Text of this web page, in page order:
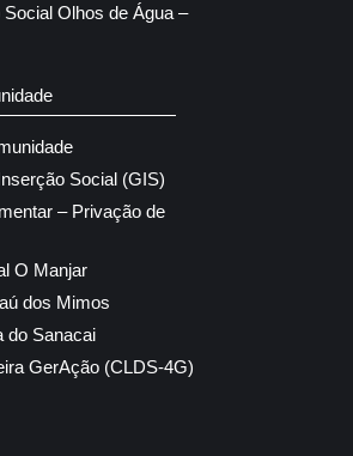
Social Olhos de Água –
Social (GIS)
– Privação de
O Manjar
dos Mimos
do Sanacai
GerAção (CLDS-4G)